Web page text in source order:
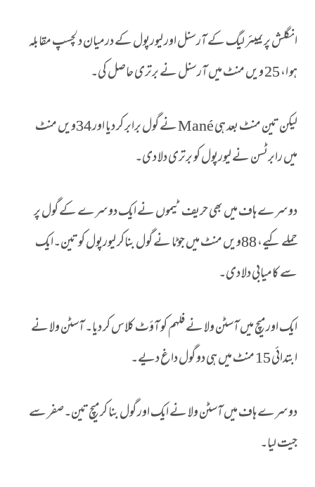
انگلش پریمیئر لیگ کے آرسنل اور لیورپول کے درمیان دلچسپ مقابلہ
ہو ا، 25 ویں منٹ میں آرسنل نے برتری حاصل کی۔
لیکن تین منٹ بعد ہی Mané نے گول برابر کر دیا اور 34ویں منٹ
میں رابرٹسن نے لیورپول کو برتری دلا دی۔
دوسرے ہاف میں بھی حریف ٹیموں نے ایک دوسرے کے گول پر
حملے کیے، 88ویں منٹ میں جوٹا نے گول بناکر لیورپول کو تین۔ایک
سے کامیابی دلا دی۔
ایک اور میچ میں آسٹن ولا نے فلہم کو آؤٹ کلاس کر دیا۔ آسٹن ولا نے
ابتدائی 15 منٹ میں ہی دو گول داغ دیے۔
دوسرے ہاف میں آسٹن ولا نے ایک اور گول بنا کر میچ تین۔صفر سے
جیت لیا۔